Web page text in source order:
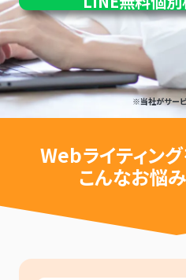
※当社がサービ
Webライティン
こんなお悩